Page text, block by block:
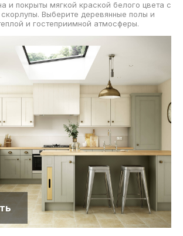
и покрыты мягкой краской белого цвета с
Выберите деревянные полы и
и гостеприимной атмосферы.